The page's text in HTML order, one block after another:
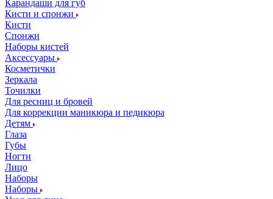
Карандаши для губ
Кисти и спонжи
Кисти
Спонжи
Наборы кистей
Аксессуары
Косметички
Зеркала
Точилки
Для ресниц и бровей
Для коррекции маникюра и педикюра
Детям
Глаза
Губы
Ногти
Лицо
Наборы
Наборы